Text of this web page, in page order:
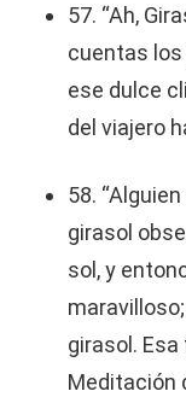
57. “Ah,
cuentas
ese dulce
del viajero
58.
girasol
sol, y
girasol.
Meditación